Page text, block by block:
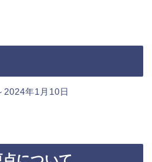
年1月10日